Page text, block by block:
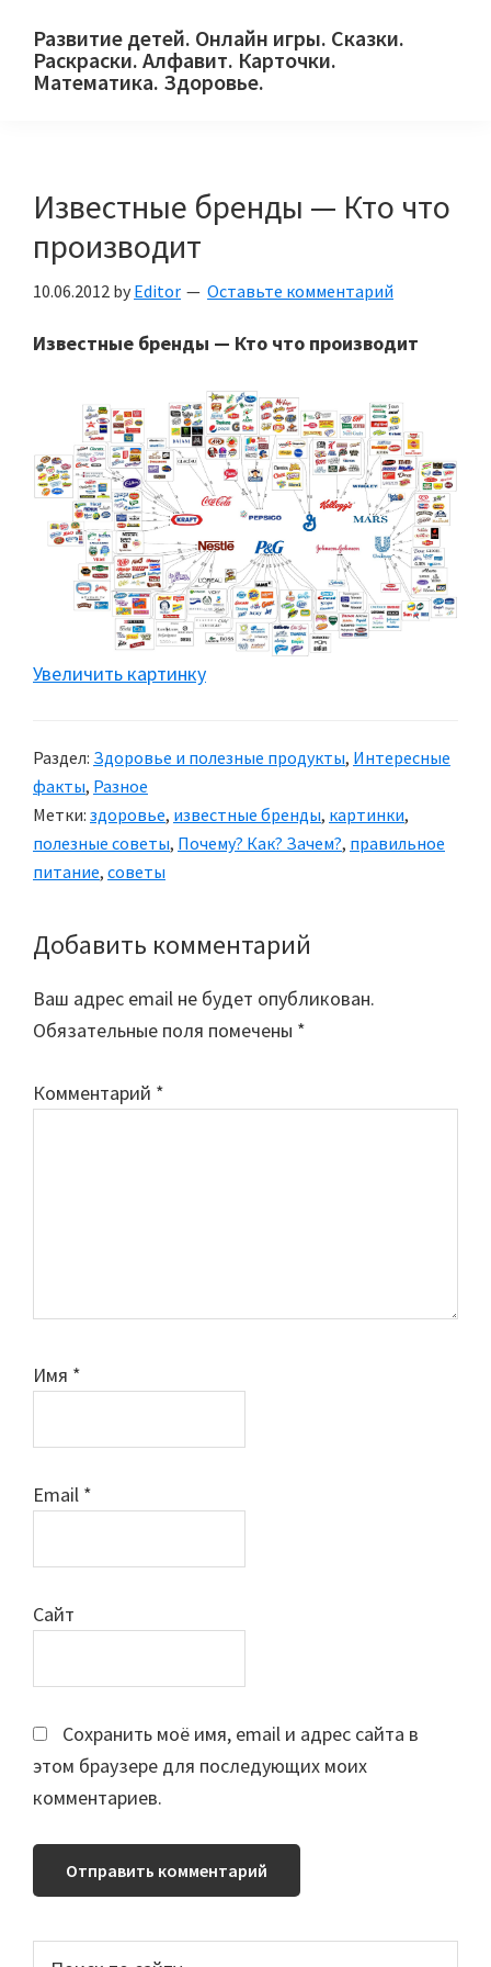
primary
main
primary
Развитие детей. Онлайн игры. Сказки.
Раскраски. Алфавит. Карточки.
Математика. Здоровье.
и
их
родителей.
Известные бренды — Кто что
производит
10.06.2012 by Editor Оставьте комментарий
Известные бренды — Кто что производит
Увеличить картинку
Раздел: Здоровье и полезные продукты, Интересные
факты, Разное
Метки: здоровье, известные бренды, картинки,
полезные советы, Почему? Как? Зачем?, правильное
питание, советы
Reader
Interactions
Добавить комментарий
Ваш адрес email не будет опубликован.
Обязательные поля помечены *
Комментарий *
Имя *
Email *
Сайт
Сохранить моё имя, email и адрес сайта в
этом браузере для последующих моих
комментариев.
Основной